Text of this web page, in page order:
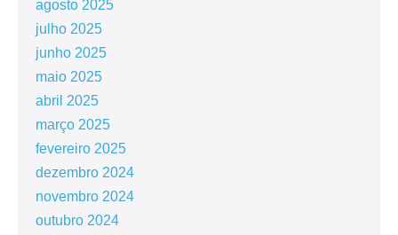
agosto 2025
julho 2025
junho 2025
maio 2025
abril 2025
março 2025
fevereiro 2025
dezembro 2024
novembro 2024
outubro 2024